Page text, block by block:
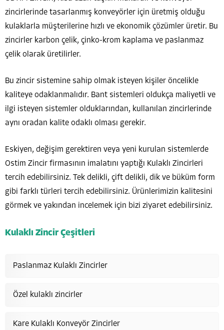
zincirlerinde tasarlanmış konveyörler için üretmiş olduğu
kulaklarla müşterilerine hızlı ve ekonomik çözümler üretir. Bu
zincirler karbon çelik, çinko-krom kaplama ve paslanmaz
çelik olarak üretilirler.
Bu zincir sistemine sahip olmak isteyen kişiler öncelikle
kaliteye odaklanmalıdır. Bant sistemleri oldukça maliyetli ve
ilgi isteyen sistemler olduklarından, kullanılan zincirlerinde
aynı oradan kalite odaklı olması gerekir.
Eskiyen, değişim gerektiren veya yeni kurulan sistemlerde
Ostim Zincir firmasının imalatını yaptığı Kulaklı Zincirleri
tercih edebilirsiniz. Tek delikli, çift delikli, dik ve büküm form
gibi farklı türleri tercih edebilirsiniz. Ürünlerimizin kalitesini
görmek ve yakından incelemek için bizi ziyaret edebilirsiniz.
Kulaklı Zincir Çeşitleri
Paslanmaz Kulaklı Zincirler
Özel kulaklı zincirler
Kare Kulaklı Konveyör Zincirler